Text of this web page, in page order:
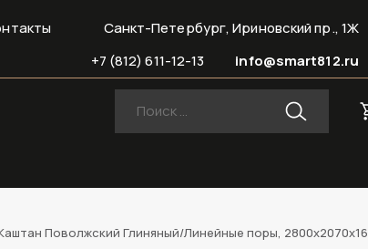
Санкт-Петербург, Ириновский пр., 1Ж
info@smart812.ru
+7 (812) 611-12-13
Поволжский Глиняный/Линейные поры, 2800х2070х16